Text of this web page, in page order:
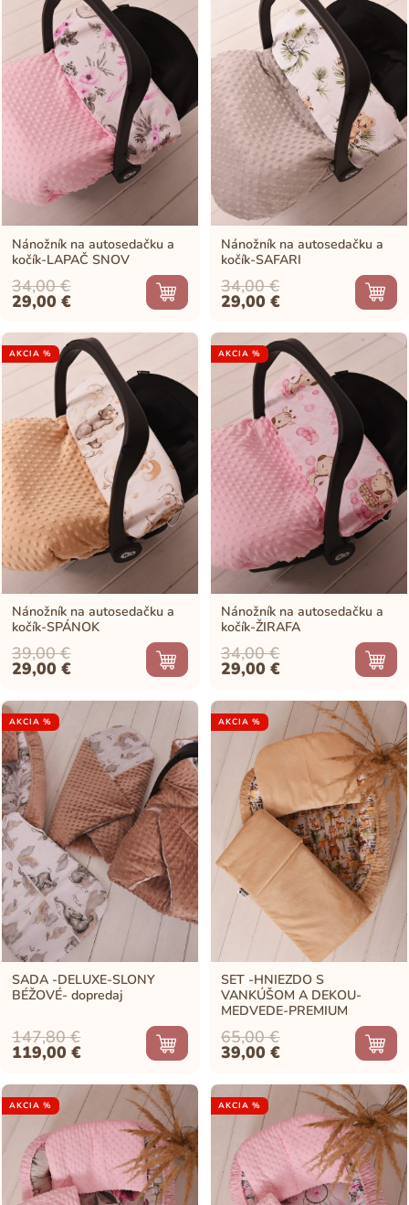
Nánožník na autosedačku a
kočík-LAPAČ SNOV
34,00€
Original
price
was:
34,00 €.
29,00€
Current
price
is:
29,00 €.
Nánožník na autosedačku a
kočík-SAFARI
34,00€
Original
price
was:
34,00 €.
29,00€
Current
price
is:
29,00 €.
AKCIA %
Nánožník na autosedačku a
kočík-SPÁNOK
39,00€
Original
price
was:
39,00 €.
29,00€
Current
price
is:
29,00 €.
AKCIA %
Nánožník na autosedačku a
kočík-ŽIRAFA
34,00€
Original
price
was:
34,00 €.
29,00€
Current
price
is:
29,00 €.
AKCIA %
SADA -DELUXE-SLONY
BÉŽOVÉ- dopredaj
147,80€
Original
price
was:
147,80 €.
119,00€
Current
price
is:
119,00 €.
AKCIA %
SET -HNIEZDO S
VANKÚŠOM A DEKOU-
MEDVEDE-PREMIUM
65,00€
Original
price
was:
65,00 €.
39,00€
Current
price
is:
39,00 €.
AKCIA % AKCIA %